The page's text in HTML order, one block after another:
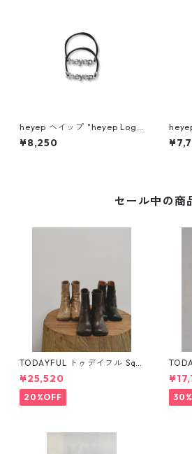
heyep ヘイップ "heyep Logo
Hair Ties (2-piece)" (SLV) h
p07126
¥8,250
air
6
セール中の商
TODAYFUL トゥデイフル Squ
are Short Boots 12321008 1
2521006
¥25,520
20%OFF
ceup
1